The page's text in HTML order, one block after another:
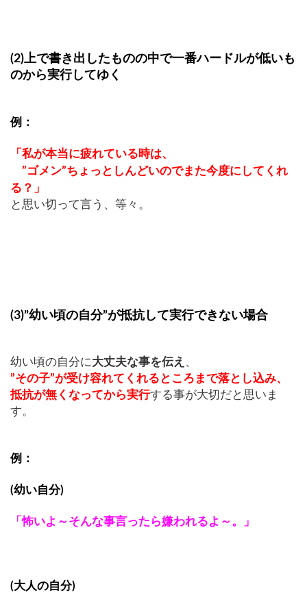
(2)上で書き出したものの中で一番ハードルが低いも
のから実行してゆく
例：
「私が本当に疲れている時は、
”ゴメン”ちょっとしんどいのでまた今度にしてくれ
る？」
と思い切って言う、等々。
(3)”幼い頃の自分”が抵抗して実行できない場合
幼い頃の自分に大丈夫な事を伝え 、
”その子”が受け容れてくれるところまで落とし込み、
抵抗が無くなってから実行する事が大切だと思いま
す。
例：
(幼い自分)
「怖いよ～そんな事言ったら嫌われるよ～。」
(大人の自分)